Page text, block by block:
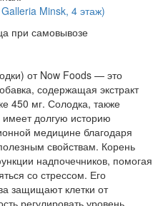
Minsk, 4 этаж)
при самовывозе
от Now Foods — это
содержащая экстракт
450 мг. Солодка, также
имеет долгую историю
медицине благодаря
свойствам. Корень
надпочечников, помогая
со стрессом. Его
защищают клетки от
регулировать уровень